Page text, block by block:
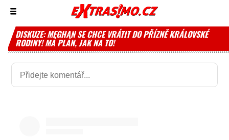
Zobrazit/skrýt
DISKUZE: MEGHAN SE CHCE VRÁTIT DO PŘÍZNĚ KRÁLOVSKÉ
RODINY! MÁ PLÁN, JAK NA TO!